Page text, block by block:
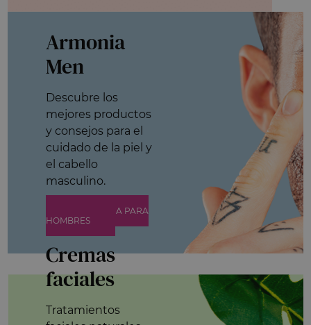
Armonia
Men
Descubre los
mejores productos
y consejos para el
cuidado de la piel y
el cabello
masculino.
COSMÉTICA PARA
HOMBRES
Cremas
faciales
Tratamientos